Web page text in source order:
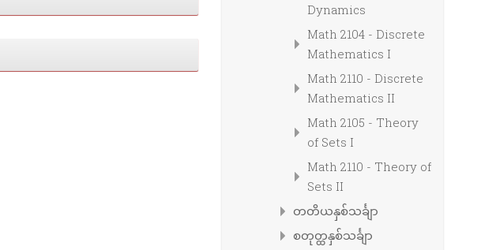
Dynamics
Math 2104 - Discrete
Mathematics I
Math 2110 - Discrete
Mathematics II
Math 2105 - Theory
of Sets I
Math 2110 - Theory of
Sets II
တတိယနှစ်သင်္ချာ
စတုတ္ထနှစ်သင်္ချာ